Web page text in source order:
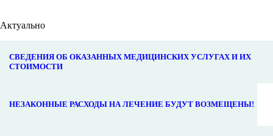
Актуально
СВЕДЕНИЯ ОБ ОКАЗАННЫХ МЕДИЦИНСКИХ УСЛУГАХ И ИХ
СТОИМОСТИ
НЕЗАКОННЫЕ РАСХОДЫ НА ЛЕЧЕНИЕ БУДУТ ВОЗМЕЩЕНЫ!